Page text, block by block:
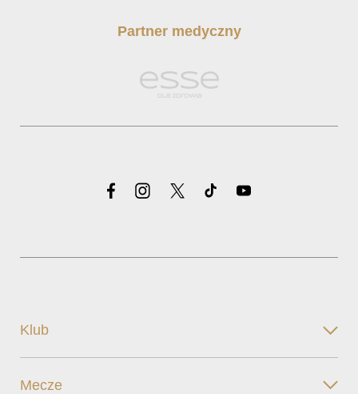
Partner medyczny
Klub
Mecze